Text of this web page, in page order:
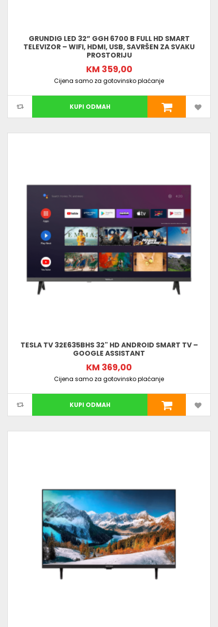
GRUNDIG LED 32” GGH 6700 B FULL HD SMART
TELEVIZOR – WIFI, HDMI, USB, SAVRŠEN ZA SVAKU
PROSTORIJU
KM 359,00
Cijena samo za gotovinsko plaćanje
KUPI ODMAH
TESLA TV 32E635BHS 32" HD ANDROID SMART TV –
GOOGLE ASSISTANT
KM 369,00
Cijena samo za gotovinsko plaćanje
KUPI ODMAH